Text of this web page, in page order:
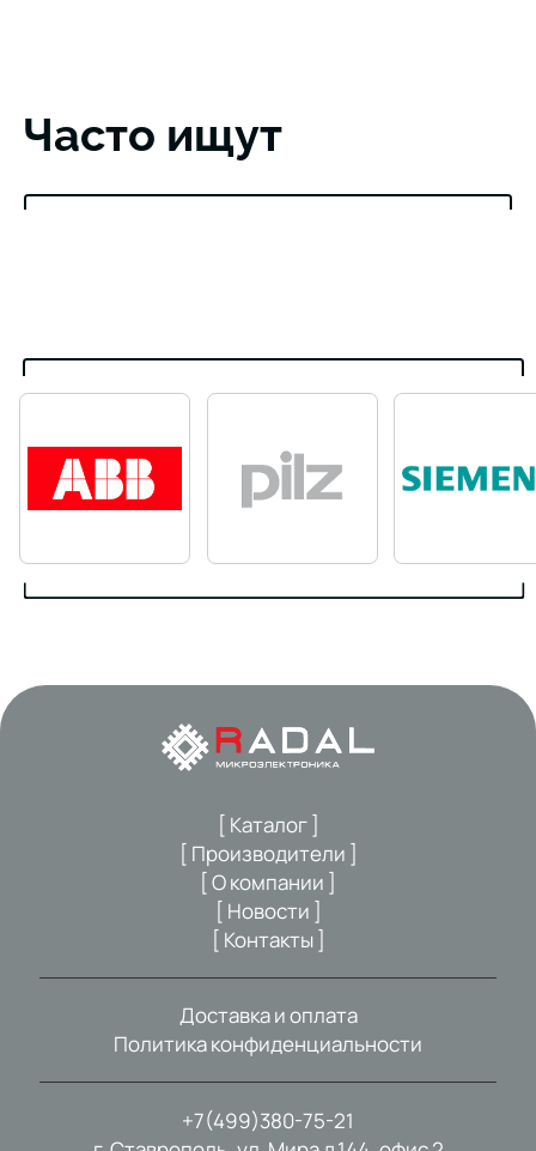
Часто ищут
+7(499)380-75-21
[ Каталог ]
[ Производители ]
[ О компании ]
[ Новости ]
[ Контакты ]
Доставка и оплата
Политика конфиденциальности